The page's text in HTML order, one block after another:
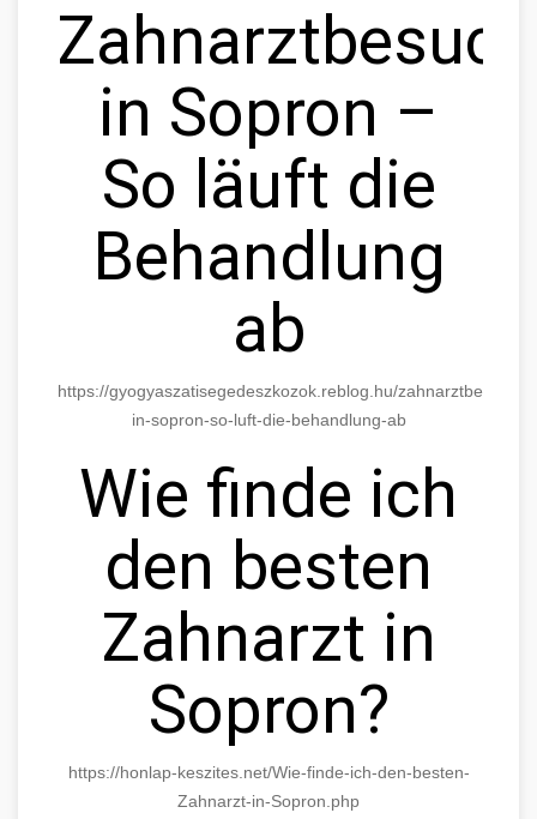
Zahnarztbesuch
in Sopron –
So läuft die
Behandlung
ab
https://gyogyaszatisegedeszkozok.reblog.hu/zahnarztbesuch-
in-sopron-so-luft-die-behandlung-ab
Wie finde ich
den besten
Zahnarzt in
Sopron?
https://honlap-keszites.net/Wie-finde-ich-den-besten-
Zahnarzt-in-Sopron.php